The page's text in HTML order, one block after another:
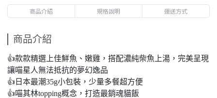
商品介紹 規格說明 運送方式
商品介紹
👍款款精選上佳鮮魚、嫩雞，搭配濃純柴魚上湯，完美呈現
讓喵星人無法抵抗的夢幻逸品
👍日本最潮35g小包裝，少量多餐超方便
👍喵其林topping概念，打造最銷魂貓飯